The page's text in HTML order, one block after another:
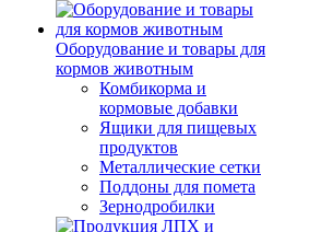
Оборудование и товары для
кормов животным
Комбикорма и
кормовые добавки
Ящики для пищевых
продуктов
Металлические сетки
Поддоны для помета
Зернодробилки